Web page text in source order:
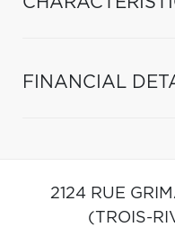
FINANCIAL
2124 RUE
(TROIS-